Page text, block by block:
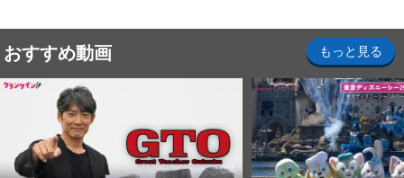
おすすめ動画 もっと見る